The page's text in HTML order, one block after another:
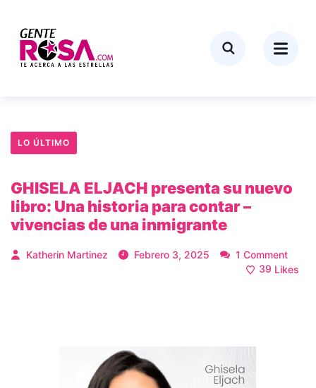
LO ÚLTIMO
GHISELA ELJACH presenta su nuevo
libro: Una historia para contar –
vivencias de una inmigrante
Katherin Martinez Febrero 3, 2025
1 Comment
39 Likes